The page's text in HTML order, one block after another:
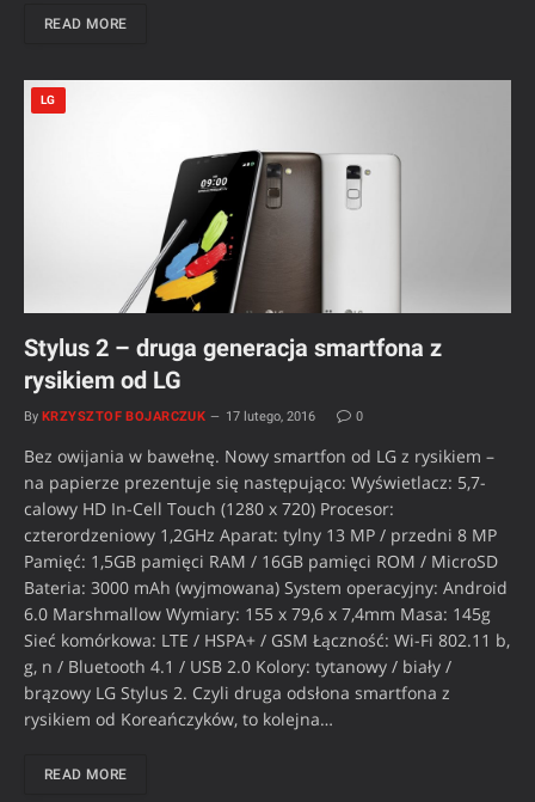
READ MORE
LG
Stylus 2 – druga generacja smartfona z
rysikiem od LG
By KRZYSZTOF BOJARCZUK 17 lutego, 2016 0
Bez owijania w bawełnę. Nowy smartfon od LG z rysikiem –
na papierze prezentuje się następująco: Wyświetlacz: 5,7-
calowy HD In-Cell Touch (1280 x 720) Procesor:
czterordzeniowy 1,2GHz Aparat: tylny 13 MP / przedni 8 MP
Pamięć: 1,5GB pamięci RAM / 16GB pamięci ROM / MicroSD
Bateria: 3000 mAh (wyjmowana) System operacyjny: Android
6.0 Marshmallow Wymiary: 155 x 79,6 x 7,4mm Masa: 145g
Sieć komórkowa: LTE / HSPA+ / GSM Łączność: Wi-Fi 802.11 b,
g, n / Bluetooth 4.1 / USB 2.0 Kolory: tytanowy / biały /
brązowy LG Stylus 2. Czyli druga odsłona smartfona z
rysikiem od Koreańczyków, to kolejna…
READ MORE